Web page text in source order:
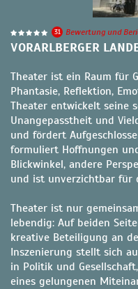
31 Bewertung und
VORARLBERGER
Theater ist ein Raum für
Phantasie, Reflektion,
Theater entwickelt seine
Unangepasstheit und
und fördert
formuliert Hoffnungen
Blickwinkel, andere
und ist unverzichtbar für
Theater ist nur
lebendig: Auf beiden
kreative Beteiligung an
Inszenierung stellt sich
in Politik und
eines gelungenen